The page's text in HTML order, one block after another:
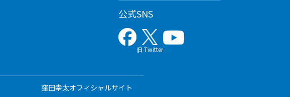
公式SNS
旧 Twitter
窪田幸太オフィシャルサイト